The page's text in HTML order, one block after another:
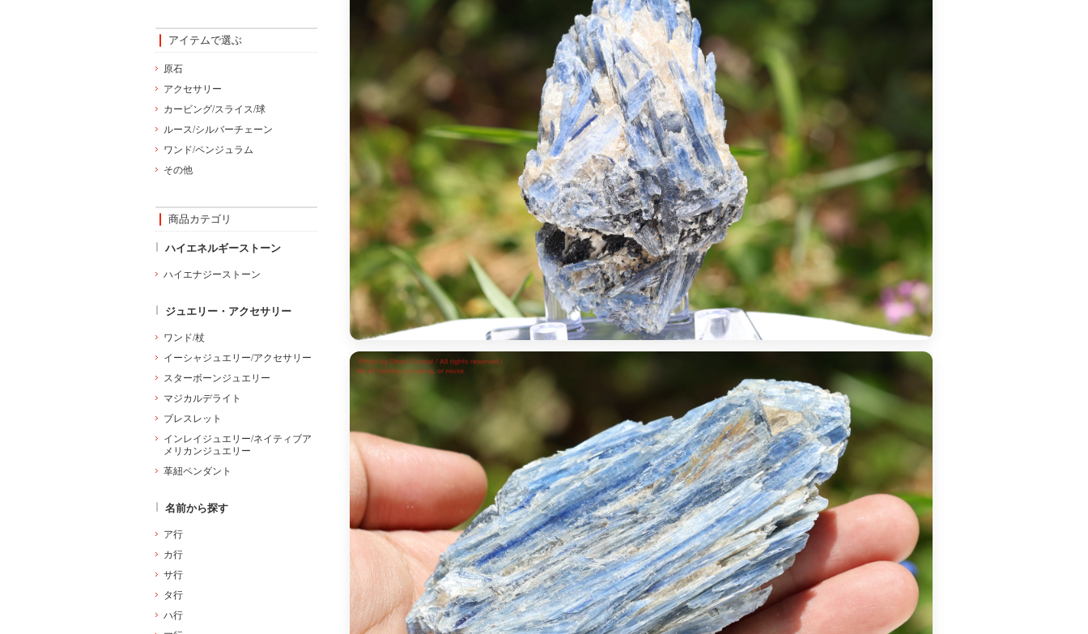
アイテムで選ぶ
原石
アクセサリー
カービング/スライス/球
ルース/シルバーチェーン
ワンド/ペンジュラム
その他
商品カテゴリ
ハイエネルギーストーン
ハイエナジーストーン
ジュエリー・アクセサリー
ワンド/杖
イーシャジュエリー/アクセサリー
スターボーンジュエリー
マジカルデライト
ブレスレット
インレイジュエリー/ネイティブア
メリカンジュエリー
革紐ペンダント
名前から探す
ア行
カ行
サ行
タ行
ハ行